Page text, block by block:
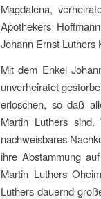
Magdalena,
Apothekers
Johann Ernst Luthers
Mit dem Enkel
unverheiratet
erloschen, so daß
Martin Luthers
nachweisbares
ihre Abstammung
Martin Luthers
Luthers dauernd